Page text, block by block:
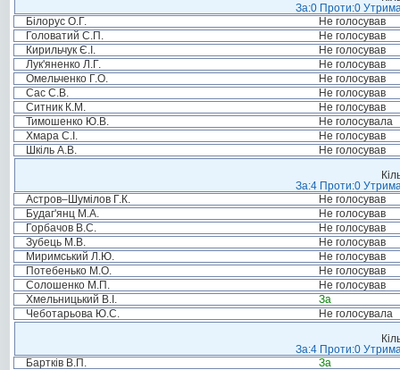
За:0 Проти:0
Білорус О.Г.
Не голосував
Головатий С.П.
Не голосував
Кирильчук Є.І.
Не голосував
Лук'яненко Л.Г.
Не голосував
Омельченко Г.О.
Не голосував
Сас С.В.
Не голосував
Ситник К.М.
Не голосував
Тимошенко Ю.В.
Не голосувала
Хмара С.І.
Не голосував
Шкіль А.В.
Не голосував
За:4 Проти:0
Астров–Шумілов Г.К.
Не голосував
Будаг'янц М.А.
Не голосував
Горбачов В.С.
Не голосував
Зубець М.В.
Не голосував
Миримський Л.Ю.
Не голосував
Потебенько М.О.
Не голосував
Солошенко М.П.
Не голосував
Хмельницький В.І.
За
Чеботарьова Ю.С.
Не голосувала
За:4 Проти:0
Бартків В.П.
За